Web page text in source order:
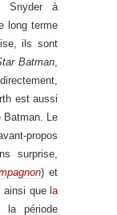
Snyder à
long terme
ils sont
Batman,
est aussi
Batman. Le
propos
surprise,
) et
ainsi que la
période